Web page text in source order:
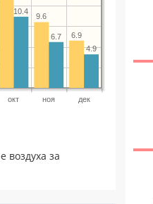
окт ноя дек
6.9
9.6
4.9
6.7
10.4
за